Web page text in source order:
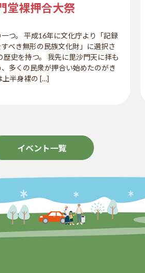
堂裸押合大祭
つ。 平成16年に文化庁より「記録
べき無形の民族文化財」に選択さ
歴史を持つ。 我先に毘沙門天に拝も
多くの民衆が押合い始めたのがき
上半身裸の […]
イベント一覧